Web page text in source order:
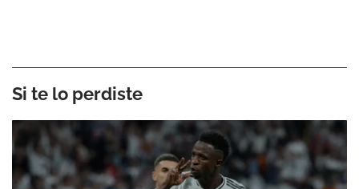
Si te lo perdiste